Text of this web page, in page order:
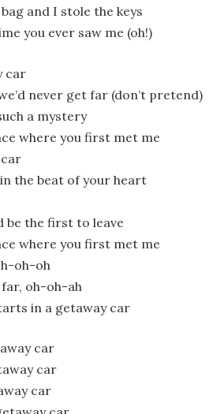
and I stole the keys
you ever saw me (oh!)
car
never get far (don’t pretend)
a mystery
where you first met me
car
the beat of your heart
be the first to leave
where you first met me
oh-oh
oh-oh-ah
in a getaway car
car
car
car